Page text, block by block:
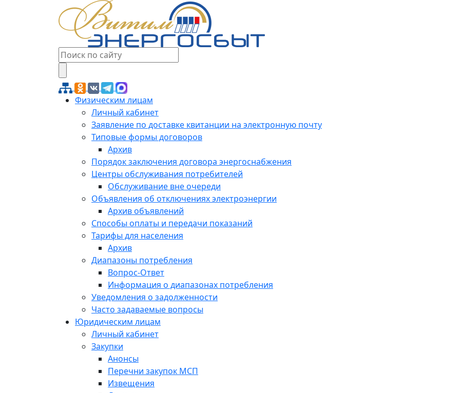
Физическим лицам
Личный кабинет
Заявление по доставке квитанции на электронную почту
Типовые формы договоров
Архив
Порядок заключения договора энергоснабжения
Центры обслуживания потребителей
Обслуживание вне очереди
Объявления об отключениях электроэнергии
Архив объявлений
Способы оплаты и передачи показаний
Тарифы для населения
Архив
Диапазоны потребления
Вопрос-Ответ
Информация о диапазонах потребления
Уведомления о задолженности
Часто задаваемые вопросы
Юридическим лицам
Личный кабинет
Закупки
Анонсы
Перечни закупок МСП
Извещения